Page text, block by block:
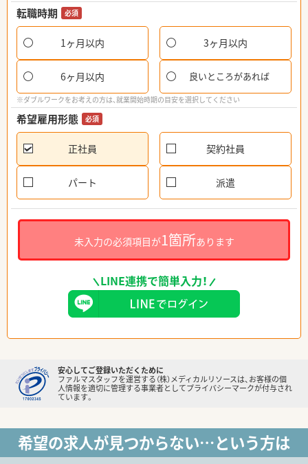
転職時期 必須
1ヶ月以内 3ヶ月以内
6ヶ月以内 良いところがあれば
※ダブルワークをお考えの方は、就業開始時期の目安を選択してください
希望雇用形態 必須
正社員 契約社員
パート 派遣
未入力の必須項目が1箇所あります
LINE連携で簡単入力！
安心してご登録いただくために
ファルマスタッフを運営する（株）メディカルリソースは、お客様の個
人情報を適切に管理する事業者としてプライバシーマークが付与され
ています。
希望の求人が見つからない…という方は